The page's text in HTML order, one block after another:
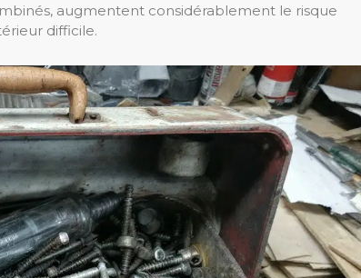
augmentent considérablement le risque
difficile.